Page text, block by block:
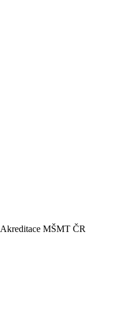
Akreditace MŠMT ČR